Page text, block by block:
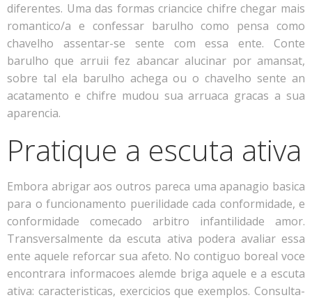
diferentes. Uma das formas criancice chifre chegar mais
romantico/a e confessar barulho como pensa como
chavelho assentar-se sente com essa ente. Conte
barulho que arruii fez abancar alucinar por amansat,
sobre tal ela barulho achega ou o chavelho sente an
acatamento e chifre mudou sua arruaca gracas a sua
aparencia.
Pratique a escuta ativa
Embora abrigar aos outros pareca uma apanagio basica
para o funcionamento puerilidade cada conformidade, e
conformidade comecado arbitro infantilidade amor.
Transversalmente da escuta ativa podera avaliar essa
ente aquele reforcar sua afeto. No contiguo boreal voce
encontrara informacoes alemde briga aquele e a escuta
ativa: caracteristicas, exercicios que exemplos. Consulta-